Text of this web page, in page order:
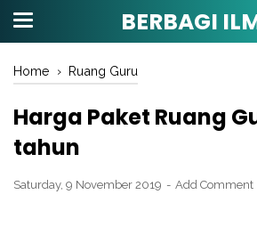
BERBAGI
Home › Ruang Guru
Harga Paket Ruang
tahun
Saturday, 9 November 2019 Add Comment